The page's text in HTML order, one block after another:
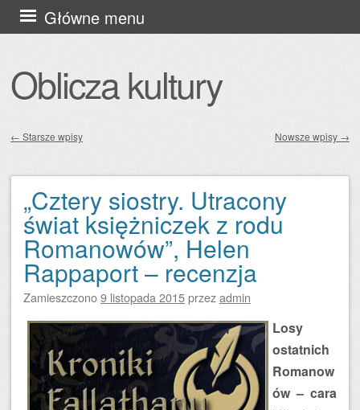
Oblicza kultury
Główne menu
Przejdź
do
← Starsze wpisy Nowsze wpisy →
„Cztery siostry. Utracony
świat księżniczek z rodu
Romanowów”, Helen
Rappaport – recenzja
Zamieszczono9 listopada 2015przezadmin
Losy
ostatnich
Romanow
ów – cara